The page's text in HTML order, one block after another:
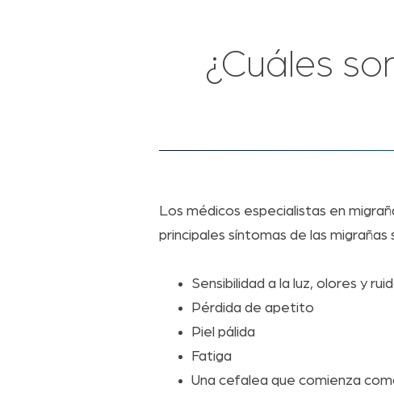
¿Cuáles
Los médicos especialistas en
principales síntomas de las
Sensibilidad a la luz, olores y
Pérdida de apetito
Piel pálida
Fatiga
Una cefalea que comienza